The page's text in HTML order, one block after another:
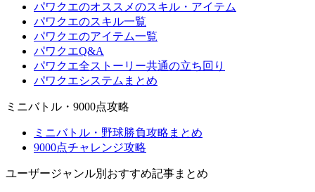
パワクエのオススメのスキル・アイテム
パワクエのスキル一覧
パワクエのアイテム一覧
パワクエQ&A
パワクエ全ストーリー共通の立ち回り
パワクエシステムまとめ
ミニバトル・9000点攻略
ミニバトル・野球勝負攻略まとめ
9000点チャレンジ攻略
ユーザージャンル別おすすめ記事まとめ